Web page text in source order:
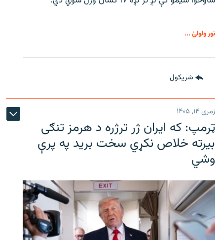
نور ولولئ ...
شريکول
زمری ۱۴, ۱۴۰۵
ټرمپ: که ایران ژر ترژره د هرمز تنګی
بیرته خلاص نکړي سخت برید په پرې
وشي